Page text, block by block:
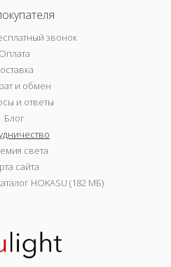
звонок
Оплата
и обмен
и ответы
Блог
света
сайта
HOKASU (182 МБ)